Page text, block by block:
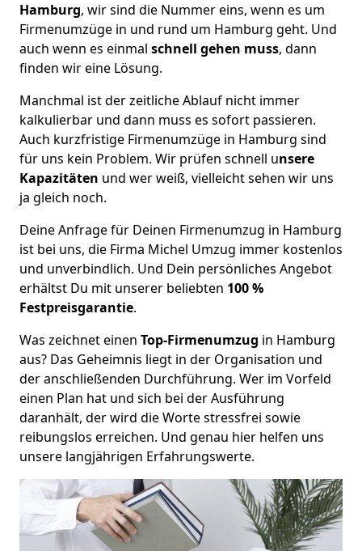
Hamburg, wir sind die Nummer eins, wenn es um
Firmenumzüge in und rund um Hamburg geht. Und
auch wenn es einmal schnell gehen muss, dann
finden wir eine Lösung.
Manchmal ist der zeitliche Ablauf nicht immer
kalkulierbar und dann muss es sofort passieren.
Auch kurzfristige Firmenumzüge in Hamburg sind
für uns kein Problem. Wir prüfen schnell unsere
Kapazitäten und wer weiß, vielleicht sehen wir uns
ja gleich noch.
Deine Anfrage für Deinen Firmenumzug in Hamburg
ist bei uns, die Firma Michel Umzug immer kostenlos
und unverbindlich. Und Dein persönliches Angebot
erhältst Du mit unserer beliebten 100 %
Festpreisgarantie.
Was zeichnet einen Top-Firmenumzug in Hamburg
aus? Das Geheimnis liegt in der Organisation und
der anschließenden Durchführung. Wer im Vorfeld
einen Plan hat und sich bei der Ausführung
daranhält, der wird die Worte stressfrei sowie
reibungslos erreichen. Und genau hier helfen uns
unsere langjährigen Erfahrungswerte.